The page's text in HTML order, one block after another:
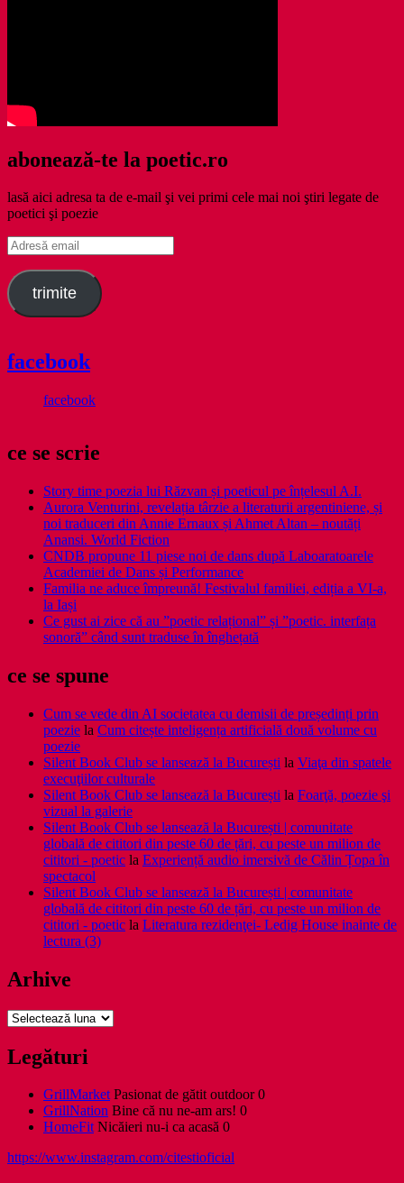
abonează-te la poetic.ro
lasă aici adresa ta de e-mail şi vei primi cele mai noi ştiri legate de
poetici şi poezie
Adresă
email
trimite
facebook
facebook
ce se scrie
Story time poezia lui Răzvan și poeticul pe înțelesul A.I.
Aurora Venturini, revelația târzie a literaturii argentiniene, și
noi traduceri din Annie Ernaux și Ahmet Altan – noutăți
Anansi. World Fiction
CNDB propune 11 piese noi de dans după Laboaratoarele
Academiei de Dans și Performance
Familia ne aduce împreună! Festivalul familiei, ediția a VI-a,
la Iași
Ce gust ai zice că au ”poetic relațional” și ”poetic. interfața
sonoră” când sunt traduse în înghețată
ce se spune
Cum se vede din AI societatea cu demisii de președinți prin
poezie la Cum citește inteligența artificială două volume cu
poezie
Silent Book Club se lansează la București la Viaţa din spatele
execuţiilor culturale
Silent Book Club se lansează la București la Foarţă, poezie şi
vizual la galerie
Silent Book Club se lansează la București | comunitate
globală de cititori din peste 60 de țări, cu peste un milion de
cititori - poetic la Experiență audio imersivă de Călin Țopa în
spectacol
Silent Book Club se lansează la București | comunitate
globală de cititori din peste 60 de țări, cu peste un milion de
cititori - poetic la Literatura rezidenţei- Ledig House inainte de
lectura (3)
Arhive
Arhive
Legături
GrillMarketPasionat de gătit outdoor 0
GrillNation Bine că nu ne-am ars! 0
HomeFitNicăieri nu-i ca acasă 0
https://www.instagram.com/citestioficial